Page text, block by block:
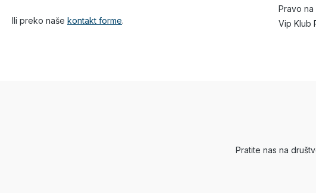
Ili preko naše kontakt forme.
Pravo na
Vip Klub
Pratite nas na